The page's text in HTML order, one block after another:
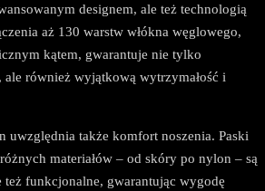
designem, ale też technologią
aż 130 warstw włókna węglowego,
kątem, gwarantuje nie tylko
również wyjątkową wytrzymałość i
uwzględnia także komfort noszenia. Paski
materiałów – od skóry po nylon – są
też funkcjonalne, gwarantując wygodę